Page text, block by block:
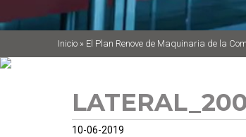
Inicio » El Plan Renove de Maquinaria de la
10-06-2019